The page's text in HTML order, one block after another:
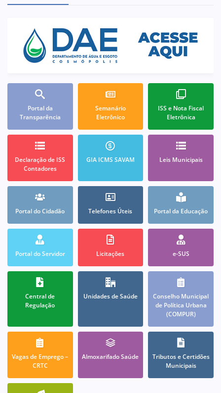
Portal da
Transparência
Semanário
Eletrônico
ISS e Nota Fiscal
Eletrônica
Declaração de ISS
Contadores
GIA ICMS SAVAM Leis Municipais
Portal do Cidadão Telefones Úteis Portal da Educação
Portal do Servidor Licitações e-SUS
Central de
Regulação
Unidades de Saúde
Conselho Municipal
de Política Urbana
(COMPUR)
Vagas de Emprego –
CRTC
Almoxarifado Saúde
Tributos e Certidões
Municipais